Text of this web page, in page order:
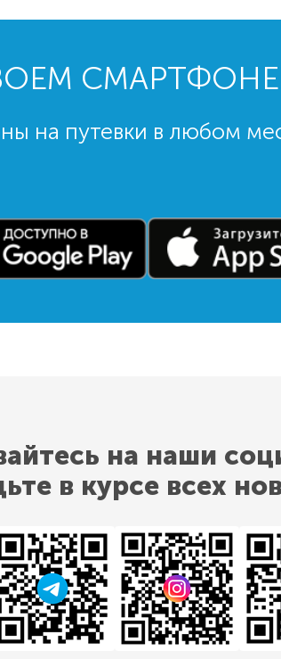
на путевки в любом
на наши
в курсе всех